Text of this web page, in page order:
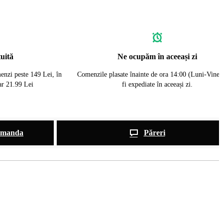
peste 149 Lei, în
21.99 Lei
Ne ocupăm în aceeași zi
Comenzile plasate înainte de ora 14:00 (Luni-
fi expediate în aceeași zi.
Păreri